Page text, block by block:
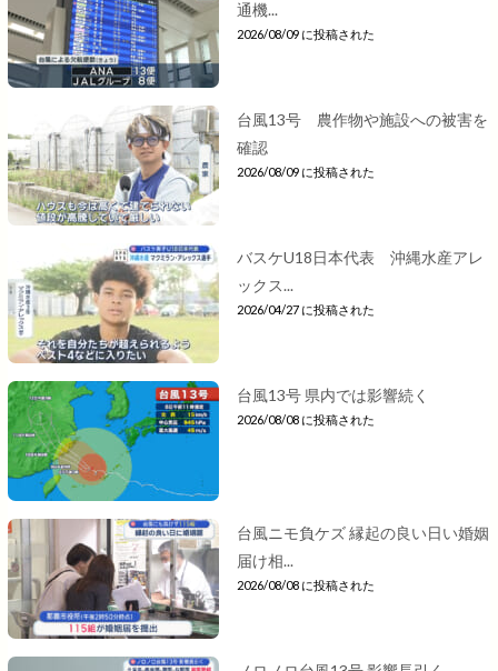
通機...
2026/08/09 に投稿された
台風13号 農作物や施設への被害を
確認
2026/08/09 に投稿された
バスケU18日本代表 沖縄水産アレ
ックス...
2026/04/27 に投稿された
台風13号 県内では影響続く
2026/08/08 に投稿された
台風ニモ負ケズ 縁起の良い日い婚姻
届け相...
2026/08/08 に投稿された